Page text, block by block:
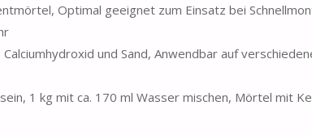
Optimal geeignet zum Einsatz bei
und Sand, Anwendbar auf
1 kg mit ca. 170 ml Wasser mischen, Mörtel mit